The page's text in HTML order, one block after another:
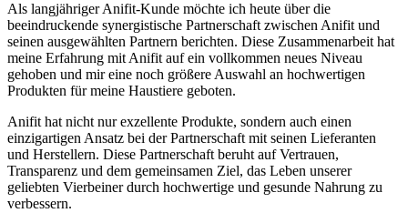
Als langjähriger Anifit-Kunde möchte ich heute über die
beeindruckende synergistische Partnerschaft⁣ zwischen Anifit und
seinen ausgewählten Partnern berichten. Diese ‍Zusammenarbeit hat
meine Erfahrung mit Anifit auf ein vollkommen neues Niveau
gehoben und mir eine noch größere‍ Auswahl an hochwertigen
Produkten für meine Haustiere geboten.
Anifit hat nicht nur exzellente Produkte, sondern auch einen
einzigartigen Ansatz bei der Partnerschaft mit seinen⁤ Lieferanten
⁢und Herstellern. Diese Partnerschaft ‌beruht auf Vertrauen,
Transparenz und dem ‌gemeinsamen Ziel, das ⁤Leben unserer
geliebten Vierbeiner durch hochwertige und gesunde Nahrung zu
verbessern.